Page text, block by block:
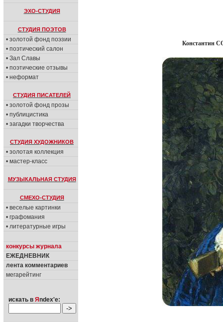
ЭХО-СТУДИЯ
СТУДИЯ ПОЭТОВ
• золотой фонд поэзии
• поэтический салон
• Зал Славы
• поэтические отзывы
• неформат
СТУДИЯ ПИСАТЕЛЕЙ
• золотой фонд прозы
• публицистика
• загадки творчества
СТУДИЯ ХУДОЖНИКОВ
• золотая коллекция
• мастер-класс
МУЗЫКАЛЬНАЯ СТУДИЯ
СМЕХО-СТУДИЯ
• веселые картинки
• графомания
• литературные игры
конкурсы журнала
ЕЖЕДНЕВНИК
лента комментариев
мегарейтинг
искать в Я ndex'е:
Константин